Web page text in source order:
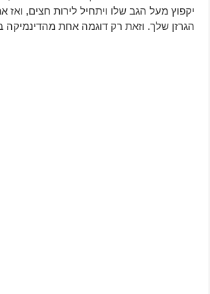
יקפוץ מעל הגב שלו ויתחיל לירות חצים, ואז
הגרזן שלך. וזאת רק דוגמה אחת מהדינמיקה